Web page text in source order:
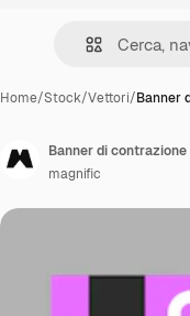
Home/Stock/Vettori/Banner
Banner di
magnific